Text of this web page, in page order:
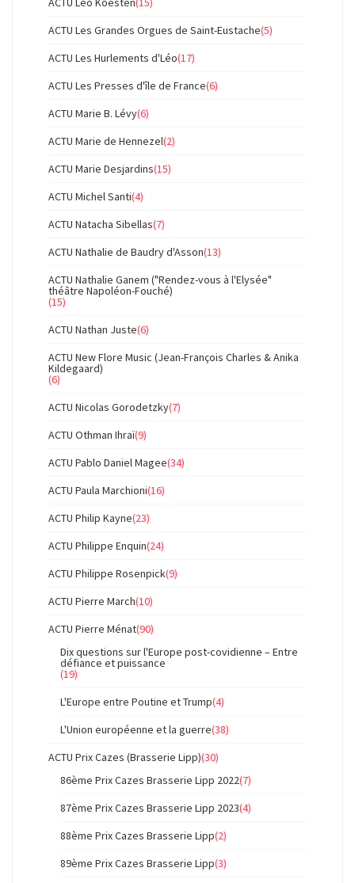
ACTU Les Grandes Orgues de Saint-Eustache(5)
ACTU Les Hurlements d'Léo(17)
ACTU Les Presses d'île de France(6)
ACTU Marie B. Lévy(6)
ACTU Marie de Hennezel(2)
ACTU Marie Desjardins(15)
ACTU Michel Santi(4)
ACTU Natacha Sibellas(7)
ACTU Nathalie de Baudry d'Asson(13)
ACTU Nathalie Ganem ("Rendez-vous à l'Elysée"
théâtre Napoléon-Fouché)
(15)
ACTU Nathan Juste(6)
ACTU New Flore Music (Jean-François Charles & Anika
Kildegaard)
(6)
ACTU Nicolas Gorodetzky(7)
ACTU Othman Ihraï(9)
ACTU Pablo Daniel Magee(34)
ACTU Paula Marchioni(16)
ACTU Philip Kayne(23)
ACTU Philippe Enquin(24)
ACTU Philippe Rosenpick(9)
ACTU Pierre March(10)
ACTU Pierre Ménat(90)
Dix questions sur l'Europe post-covidienne – Entre
défiance et puissance
(19)
L'Europe entre Poutine et Trump(4)
L'Union européenne et la guerre(38)
ACTU Prix Cazes (Brasserie Lipp)(30)
86ème Prix Cazes Brasserie Lipp 2022(7)
87ème Prix Cazes Brasserie Lipp 2023(4)
88ème Prix Cazes Brasserie Lipp(2)
89ème Prix Cazes Brasserie Lipp(3)